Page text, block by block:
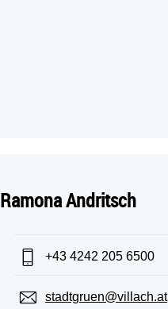
Ramona Andritsch
Telefon:
+43 4242 205 6500
E-Mail:
stadtgruen@villach.at